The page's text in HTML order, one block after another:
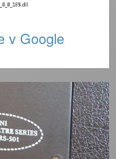
v Google